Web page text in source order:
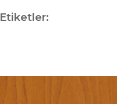
Etiketler: